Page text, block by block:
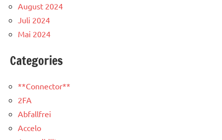
August 2024
Juli 2024
Mai 2024
Categories
**Connector**
2FA
Abfallfrei
Accelo